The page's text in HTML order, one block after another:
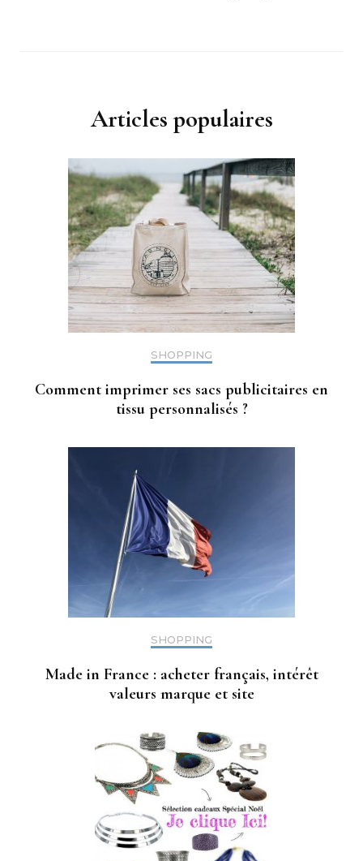
Articles populaires
SHOPPING
Comment imprimer ses sacs publicitaires en
tissu personnalisés ?
SHOPPING
Made in France : acheter français, intérêt
valeurs marque et site